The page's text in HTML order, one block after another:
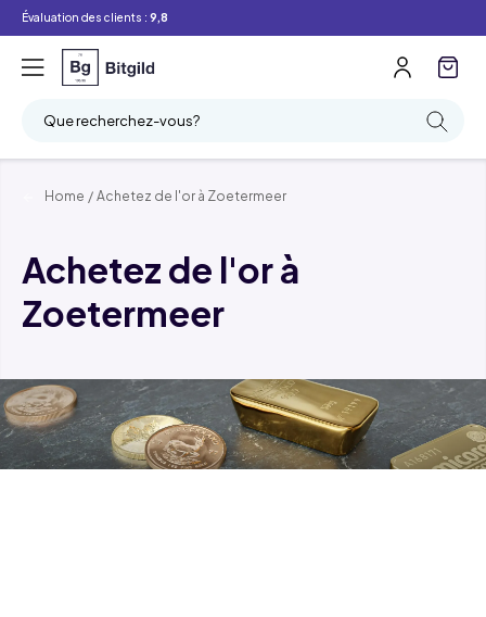
Évaluation des clients : 9,8
Que recherchez-vous?
Home / Achetez de l'or à Zoetermeer
Achetez de l'or à
Zoetermeer